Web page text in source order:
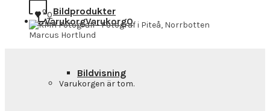
Bildprodukter
Bildvisning
VarukorgVarukorg0
Varukorgen är tom.
0
Marcus Hortlund